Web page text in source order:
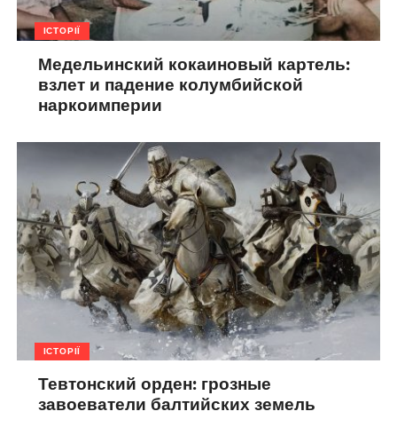
ІСТОРІЇ
Медельинский кокаиновый картель:
взлет и падение колумбийской
наркоимперии
ІСТОРІЇ
Тевтонский орден: грозные
завоеватели балтийских земель